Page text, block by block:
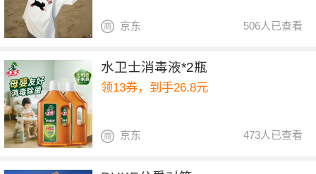
506人已查看
京东
水卫士消毒液*2瓶
领13券，到手26.8元
473人已查看
京东